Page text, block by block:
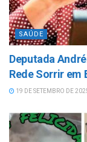
SAÚDE
Deputada
Rede Sorrir em
19 DE SETEMBRO DE